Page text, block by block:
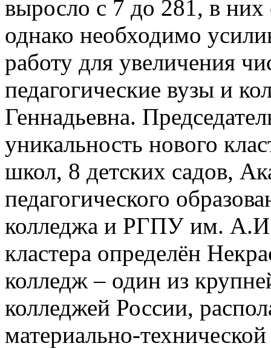
выросло с 7 до 281, в
однако необходимо
работу для увеличения
педагогические вузы и
Геннадьевна.
уникальность нового
школ, 8 детских садов,
педагогического
колледжа и РГПУ им.
кластера определён
колледж – один из
колледжей России,
материально-